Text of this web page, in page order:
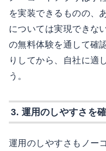
を実装できるものの、
については実現できな
の無料体験を通して確
りしてから、自社に適
う。
3. 運用のしやすさを
運用のしやすさもノー